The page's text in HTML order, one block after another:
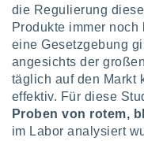
jederzeit
der
indem
" oder
die Regulierung
Produkte immer
eine Gesetzgebung
angesichts der
täglich auf den Markt
effektiv. Für diese
Proben von rotem,
im Labor analysiert